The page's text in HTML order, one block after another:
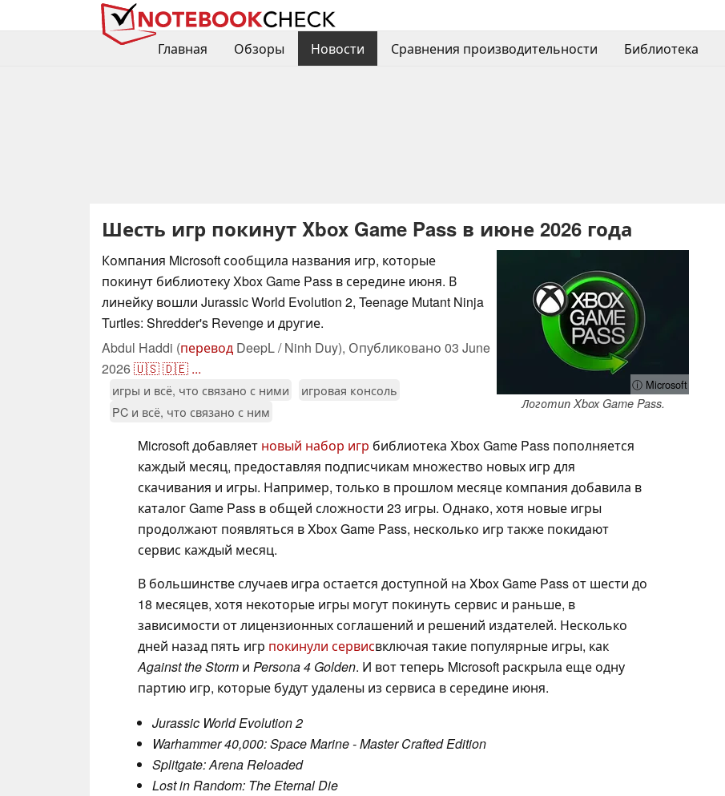
Главная
Обзоры Новости Сравнения производительности Библиотека
Шесть игр покинут Xbox Game Pass в июне 2026 года
ⓘ Microsoft
Логотип Xbox Game Pass.
Компания Microsoft сообщила названия игр, которые
покинут библиотеку Xbox Game Pass в середине июня. В
линейку вошли Jurassic World Evolution 2, Teenage Mutant Ninja
Turtles: Shredder's Revenge и другие.
Abdul Haddi (перевод DeepL / Ninh Duy), Опубликовано 03 June
2026🇺🇸🇩🇪 ...
игры и всё, что связано с ними
игровая консоль
PC и всё, что связано с ним
Microsoft добавляет новый набор игр библиотека Xbox Game Pass пополняется
каждый месяц, предоставляя подписчикам множество новых игр для
скачивания и игры. Например, только в прошлом месяце компания добавила в
каталог Game Pass в общей сложности 23 игры. Однако, хотя новые игры
продолжают появляться в Xbox Game Pass, несколько игр также покидают
сервис каждый месяц.
В большинстве случаев игра остается доступной на Xbox Game Pass от шести до
18 месяцев, хотя некоторые игры могут покинуть сервис и раньше, в
зависимости от лицензионных соглашений и решений издателей. Несколько
дней назад пять игр покинули сервисвключая такие популярные игры, как
Against the Storm и Persona 4 Golden. И вот теперь Microsoft раскрыла еще одну
партию игр, которые будут удалены из сервиса в середине июня.
Jurassic World Evolution 2
Warhammer 40,000: Space Marine - Master Crafted Edition
Splitgate: Arena Reloaded
Lost in Random: The Eternal Die